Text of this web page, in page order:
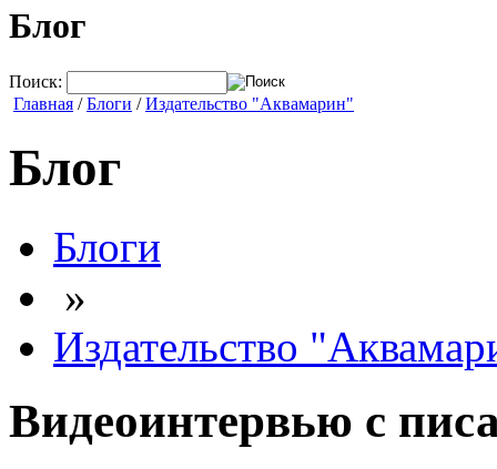
Блог
Поиск:
Главная /Блоги /Издательство "Аквамарин"
Блог
Блоги
»
Издательство
Видеоинтервью с